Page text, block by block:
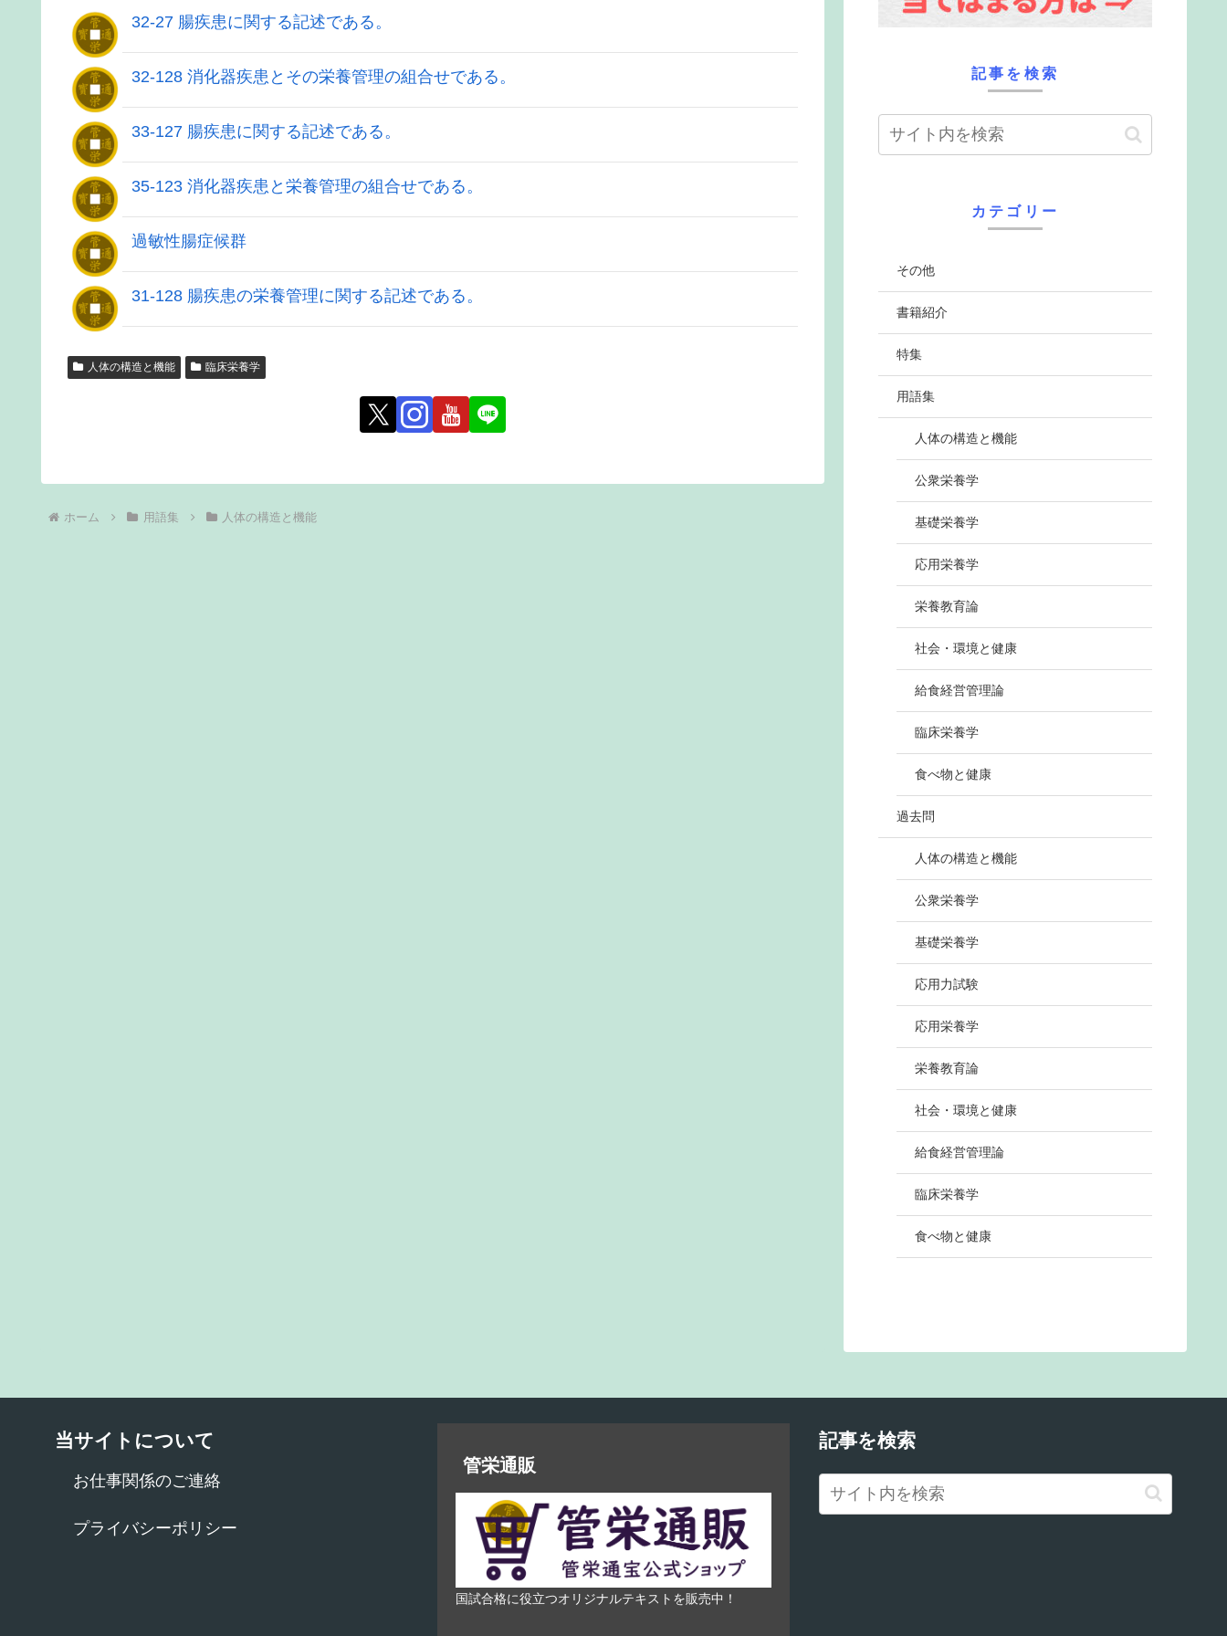
32-27 腸疾患に関する記述である。
32-128 消化器疾患とその栄養管理の組合せである。
33-127 腸疾患に関する記述である。
35-123 消化器疾患と栄養管理の組合せである。
過敏性腸症候群
31-128 腸疾患の栄養管理に関する記述である。
人体の構造と機能 臨床栄養学
ホーム 用語集 人体の構造と機能
記事を検索
カテゴリー
その他
書籍紹介
特集
用語集
人体の構造と機能
公衆栄養学
基礎栄養学
応用栄養学
栄養教育論
社会・環境と健康
給食経営管理論
臨床栄養学
食べ物と健康
過去問
人体の構造と機能
公衆栄養学
基礎栄養学
応用力試験
応用栄養学
栄養教育論
社会・環境と健康
給食経営管理論
臨床栄養学
食べ物と健康
当サイトについて
お仕事関係のご連絡
プライバシーポリシー
管栄通販
国試合格に役立つオリジナルテキストを販売中！
記事を検索